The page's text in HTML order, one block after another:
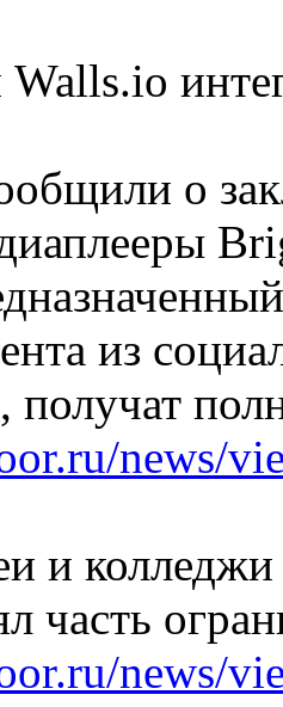
о
из
получат
news/
и колледжи
часть
news/